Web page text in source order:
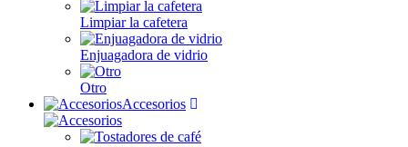
Limpiar la cafetera
Enjuagadora de vidrio
Otro
Accesorios